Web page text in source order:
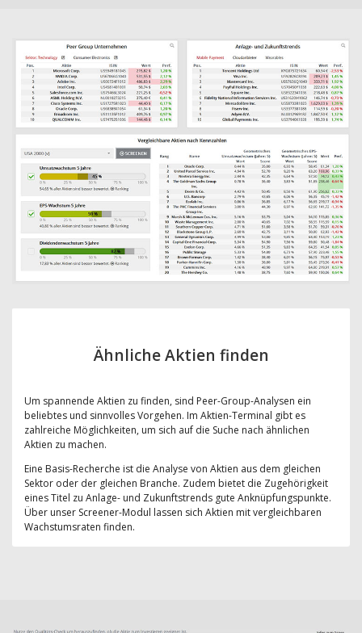
Ähnliche Aktien finden
Um spannende Aktien zu finden, sind Peer-Group-Analysen ein
beliebtes und sinnvolles Vorgehen. Im Aktien-Terminal gibt es
zahlreiche Möglichkeiten, um sich auf die Suche nach ähnlichen
Aktien zu machen.
Eine Basis-Recherche ist die Analyse von Aktien aus dem gleichen
Sektor oder der gleichen Branche. Zudem bietet die Zugehörigkeit
eines Titel zu Anlage- und Zukunftstrends gute Anknüpfungspunkte.
Über unser Screener-Modul lassen sich Aktien mit vergleichbaren
Wachstumsraten finden.